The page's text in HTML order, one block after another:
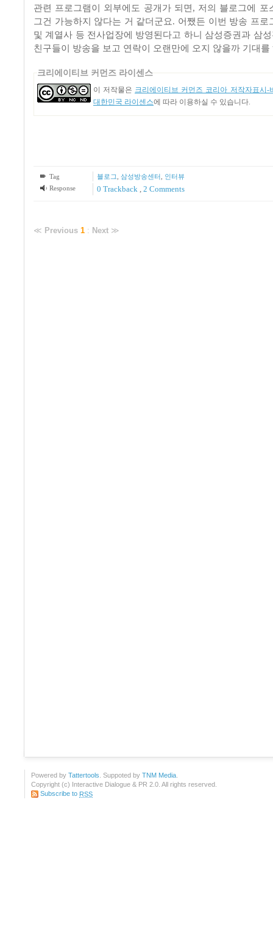
관련 프로그램이 외부에도 공개가 되면, 저의 블로그에 포
그건 가능하지 않다는 거 같더군요. 어쨌든 이번 방송 프로
및 계열사 등 전사업장에 방영된다고 하니 삼성증권과 삼
친구들이 방송을 보고 연락이 오랜만에 오지 않을까 기대를
크리에이티브 커먼즈 라이센스
이 저작물은 크리에이티브 커먼즈 코리아 저작자표시-
대한민국 라이센스에 따라 이용하실 수 있습니다.
Tag 블로그 삼성방송센터
인터뷰
Response
0 Trackback , 2 Comments
≪ Previous 1 : Next ≫
Powered by Tattertools . Suppoted by TNM Media
Copyright (c) Interactive Dialogue & PR 2.0. All rights reserved.
Subscribe to RSS